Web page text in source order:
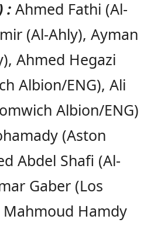
: Ahmed Fathi (Al-
(Al-Ahly), Ayman
Ahmed Hegazi
Albion/ENG), Ali
Albion/ENG)
(Aston
Abdel Shafi (Al-
Gaber (Los
Mahmoud Hamdy